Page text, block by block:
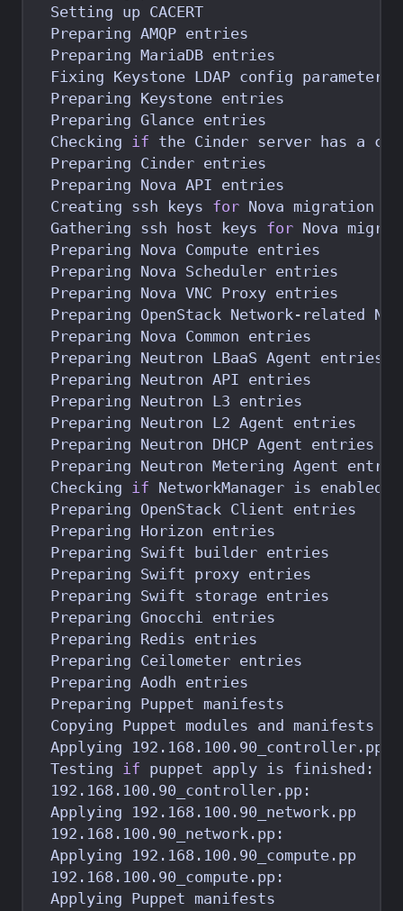
Setting up
Preparing AMQP
Preparing MariaDB
Fixing Keystone LDAP config
Preparing Keystone
Preparing Glance
  Checking
if the Cinder server has a
Preparing Cinder
Preparing Nova API
  Creating ssh keys
for Nova
  Gathering ssh host keys
for Nova
Preparing Nova
Preparing Nova
Preparing Nova VNC
Preparing OpenStack Network-
Preparing Nova
Preparing Neutron LBaaS
Preparing Neutron
Preparing Neutron L3
Preparing Neutron L2
Preparing Neutron DHCP
Preparing Neutron Metering
  Checking
if NetworkManager is
Preparing OpenStack
Preparing Horizon
Preparing Swift
Preparing Swift
Preparing Swift
Preparing Gnocchi
Preparing Redis
Preparing Ceilometer
Preparing Aodh
Preparing Puppet
Copying Puppet modules and
  Testing
if puppet apply is finished:
Applying Puppet